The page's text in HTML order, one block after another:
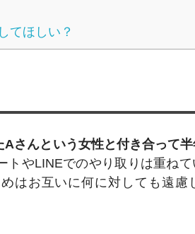
てほしい？
さんという女性と付き合って
トやLINEでのやり取りは重ね
はお互いに何に対しても遠慮